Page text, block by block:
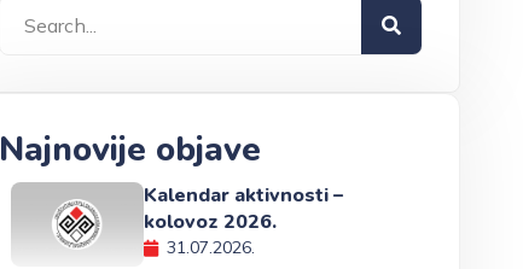
Najnovije objave
Kalendar aktivnosti –
kolovoz 2026.
31.07.2026.